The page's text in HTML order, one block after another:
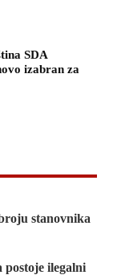
SDA
izabran za
stanovnika
postoje ilegalni